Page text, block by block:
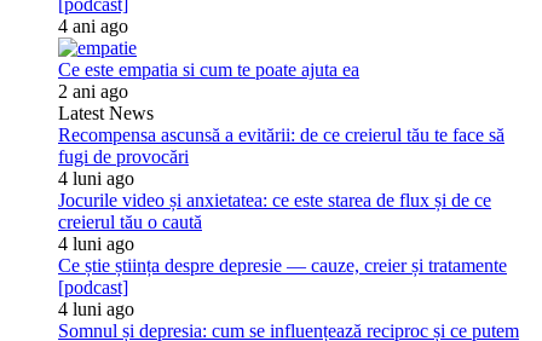
[podcast]
4 ani ago
Ce este empatia si cum te poate ajuta ea
2 ani ago
Latest News
Recompensa ascunsă a evitării: de ce creierul tău te face să
fugi de provocări
4 luni ago
Jocurile video și anxietatea: ce este starea de flux și de ce
creierul tău o caută
4 luni ago
Ce știe știința despre depresie — cauze, creier și tratamente
[podcast]
4 luni ago
Somnul și depresia: cum se influențează reciproc și ce putem